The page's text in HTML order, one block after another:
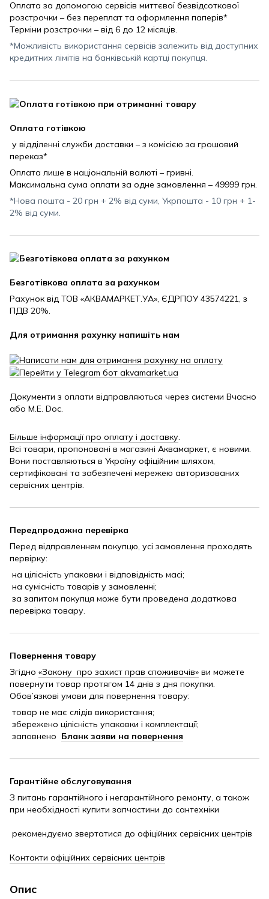
Оплата за допомогою сервісів миттєвої безвідсоткової
розстрочки – без переплат та оформлення паперів*
Терміни розстрочки – від 6 до 12 місяців.
*Можливість використання сервісів залежить від доступних
кредитних лімітів на банківській картці покупця.
Оплата готівкою
у відділенні служби доставки – з комісією за грошовий
переказ*
Оплата лише в національній валюті – гривні.
Максимальна сума оплати за одне замовлення – 49999 грн.
*Нова пошта - 20 грн + 2% від суми, Укрпошта - 10 грн + 1-
2% від суми.
Безготівкова оплата за рахунком
Рахунок від ТОВ «АКВАМАРКЕТ.УА», ЄДРПОУ 43574221, з
ПДВ 20%.
Для отримання рахунку напишіть нам
Документи з оплати відправляються через системи Вчасно
або M.E. Doc.
Більше інформації про оплату і доставку.
Всі товари, пропоновані в магазині Аквамаркет, є новими.
Вони поставляються в Україну офіційним шляхом,
сертифіковані та забезпечені мережею авторизованих
сервісних центрів.
Передпродажна перевірка
Перед відправленням покупцю, усі замовлення проходять
первірку:
на цілісність упаковки і відповідність масі;
на сумісність товарів у замовленні;
за запитом покупця може бути проведена додаткова
перевірка товару.
Повернення товару
Згідно «Закону про захист прав споживачів» ви можете
повернути товар протягом 14 днів з дня покупки.
Обов’язкові умови для повернення товару:
товар не має слідів використання;
збережено цілісність упаковки і комплектації;
заповнено Бланк заяви на повернення
Гарантійне обслуговування
З питань гарантійного і негарантійного ремонту, а також
при необхідності купити запчастини до сантехніки
рекомендуємо звертатися до офіційних сервісних центрів
Контакти офіційних сервісних центрів
Опис